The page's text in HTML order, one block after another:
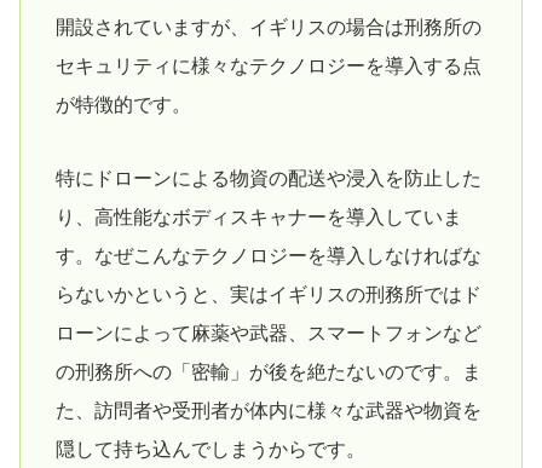
開設されていますが、イギリスの場合は刑務所の
セキュリティに様々なテクノロジーを導入する点
が特徴的です。
特にドローンによる物資の配送や浸入を防止した
り、高性能なボディスキャナーを導入していま
す。なぜこんなテクノロジーを導入しなければな
らないかというと、実はイギリスの刑務所ではド
ローンによって麻薬や武器、スマートフォンなど
の刑務所への「密輸」が後を絶たないのです。ま
た、訪問者や受刑者が体内に様々な武器や物資を
隠して持ち込んでしまうからです。